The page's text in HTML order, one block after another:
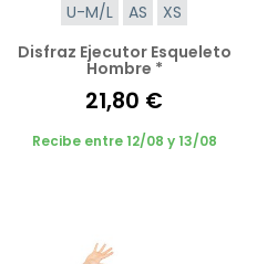
U-M/L AS
XS
Disfraz Ejecutor Esqueleto
Hombre *
21,80 €
Recibe entre 12/08 y 13/08